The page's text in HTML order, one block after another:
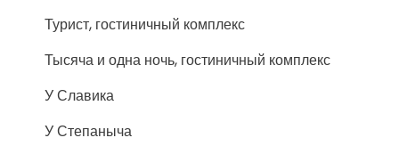
Турист, гостиничный комплекс
Тысяча и одна ночь, гостиничный комплекс
У Славика
У Степаныча